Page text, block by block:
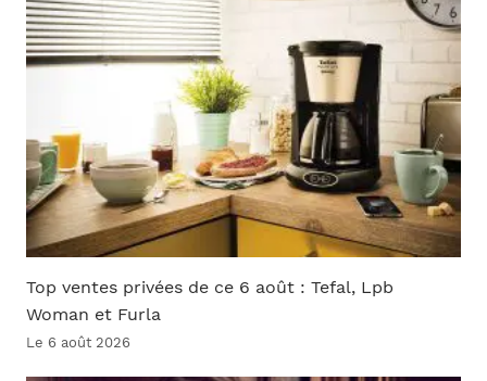
Top ventes privées de ce 6 août : Tefal, Lpb
Woman et Furla
Le 6 août 2026